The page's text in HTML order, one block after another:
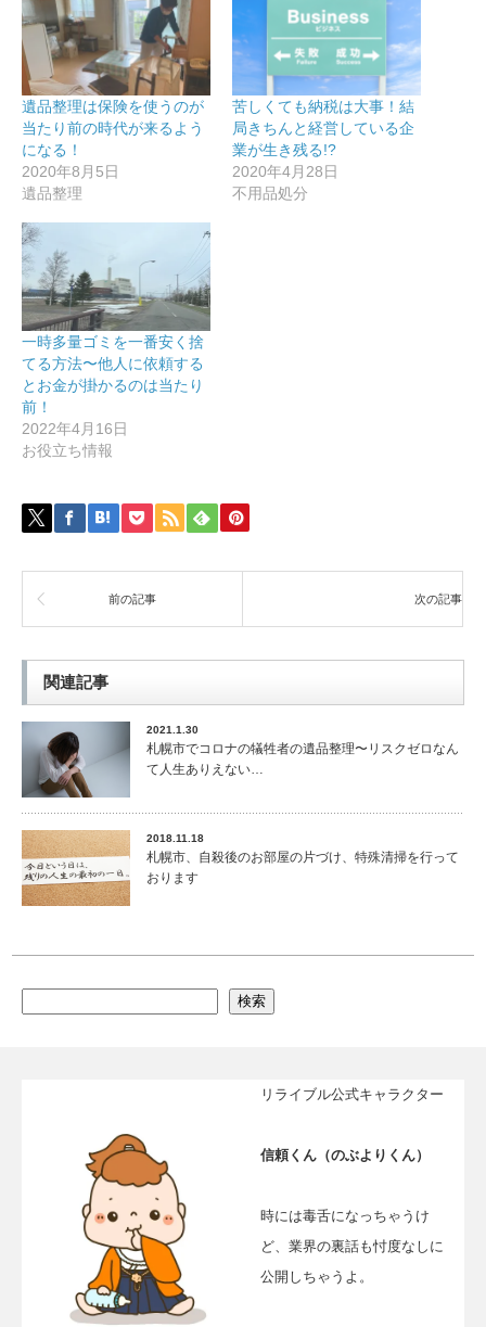
遺品整理は保険を使うのが
当たり前の時代が来るよう
になる！
2020年8月5日
遺品整理
苦しくても納税は大事！結
局きちんと経営している企
業が生き残る!?
2020年4月28日
不用品処分
一時多量ゴミを一番安く捨
てる方法〜他人に依頼する
とお金が掛かるのは当たり
前！
2022年4月16日
お役立ち情報
前の記事 次の記事
関連記事
2021.1.30
札幌市でコロナの犠牲者の遺品整理〜リスクゼロなん
て人生ありえない…
2018.11.18
札幌市、自殺後のお部屋の片づけ、特殊清掃を行って
おります
検索
リライブル公式キャラクター
信頼くん（のぶよりくん）
時には毒舌になっちゃうけ
ど、業界の裏話も忖度なしに
公開しちゃうよ。